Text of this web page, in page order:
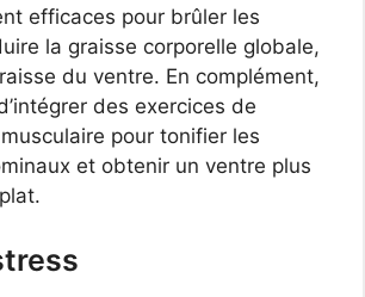
efficaces pour brûler les
la graisse corporelle globale,
du ventre. En complément,
des exercices de
pour tonifier les
et obtenir un ventre plus